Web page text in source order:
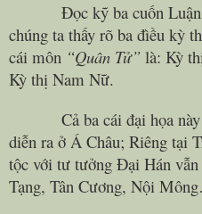
Đọc kỹ ba cuốn Luận
chúng ta thấy rõ ba đìều kỳ
cái môn “Quân Tử” là: Kỳ
Kỳ thị Nam Nữ.
Cả ba cái đại họa này
diễn ra ở Á Châu; Riêng tại
tộc với tư tưởng Đại Hán vẫn
Tạng, Tân Cương, Nội